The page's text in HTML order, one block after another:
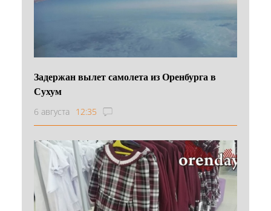
Задержан вылет самолета из Оренбурга в
Сухум
6 августа 12:35